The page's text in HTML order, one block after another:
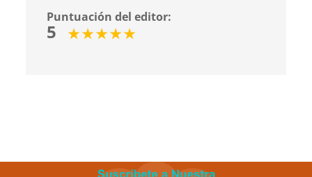
Puntuación del editor:
5